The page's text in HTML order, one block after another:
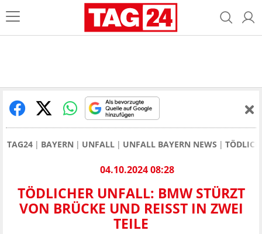
TAG24 BAYERN UNFALL UNFALL BAYERN NEWS
04.10.2024 08:28
TÖDLICHER UNFALL: BMW STÜRZT
VON BRÜCKE UND REISST IN ZWEI T
EILE